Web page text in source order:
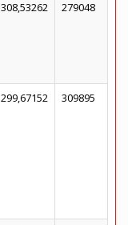
308,53262 279048
299,67152 309895